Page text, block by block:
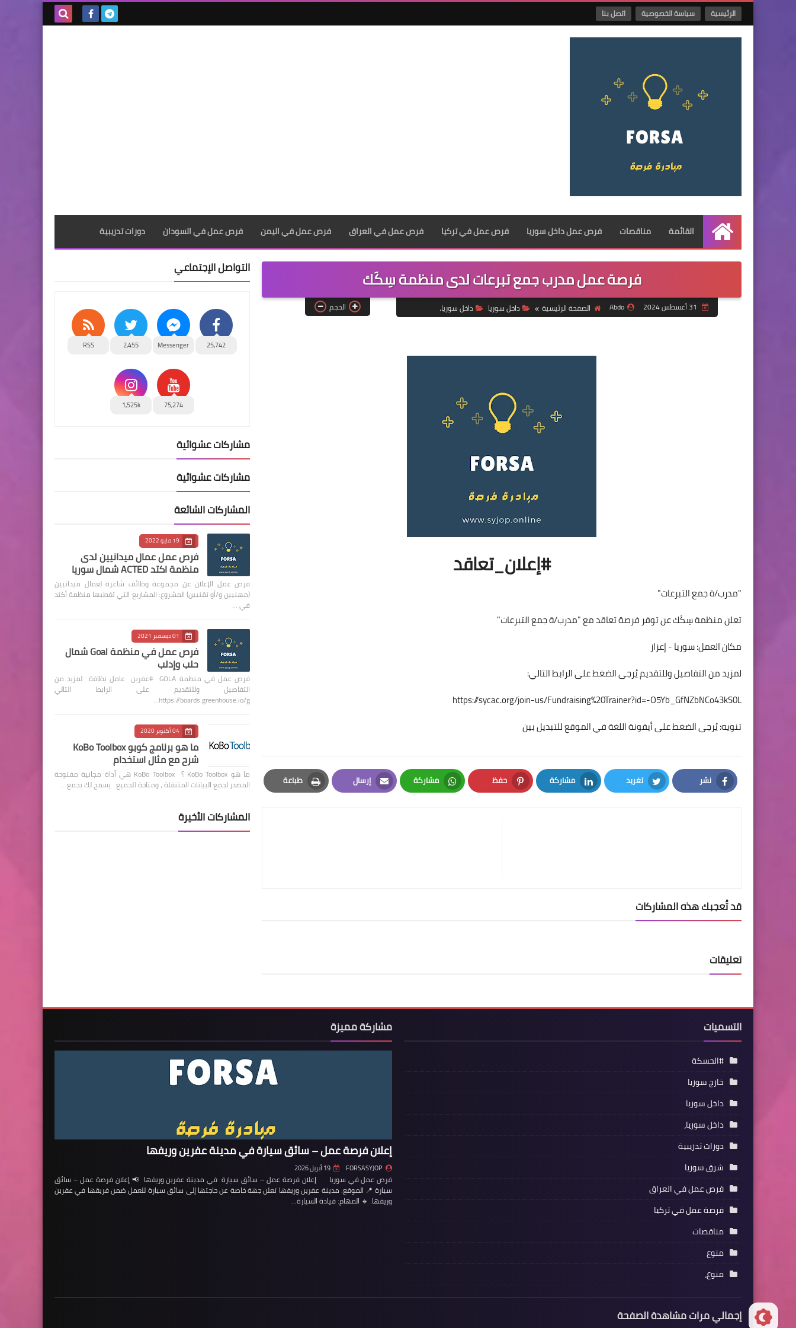
الرئيسية سياسة الخصوصية اتصل بنا
الرئيسية
القائمة مناقصات فرص عمل داخل سوريا فرص عمل في تركيا فرص عمل في العراق فرص عمل في اليمن فرص عمل في السودان دورات تدريبية
فرصة عمل مدرب جمع تبرعات لدى منظمة سِكَك
Abdo الصفحة الرئيسية داخل سوريا داخل سوريا، الحجم
#إعلان_تعاقد
"مدرب/ة جمع التبرعات"
تعلن منظمة سِكَك عن توفر فرصة تعاقد مع "مدرب/ة جمع التبرعات"
مكان العمل: سوريا - إعزاز
لمزيد من التفاصيل وللتقديم يُرجى الضغط على الرابط التالي:
https://sycac.org/join-us/Fundraising%20Trainer?id=-O5Yb_GfNZbNCo43kS0L
تنويه: يُرجى الضغط على أيقونة اللغة في الموقع للتبديل بين
نشر
Facebook
تغريد
Twitter
مشاركة
LinkedIn
حفظ
Pinterest
مشاركة
Whatsapp
إرسال
Email
طباعة
Print
قد تُعجبك هذه المشاركات
تعليقات
التواصل الإجتماعي
25,742
Messenger
2,455
RSS
75,274
1,525k
مشاركات عشوائية
مشاركات عشوائية
المشاركات الشائعة
19 مايو 2022
فرص عمل عمال ميدانيين لدى
منظمة اكتد ACTED شمال سوريا
فرص عمل الإعلان عن مجموعة وظائف شاغرة لعمال ميدانيين
(مهنيين و/أو تقنيين) المشروع: المشاريع التي تغطيها منظمة أكتد
في …
01 ديسمبر 2021
فرص عمل في منظمة Goal شمال
حلب وإدلب
فرص عمل في منظمة GOLA #عفرين عامل نظافة لمزيد من
التفاصيل وللتقديم على الرابط التالي
https://boards.greenhouse.io/g…
04 أكتوبر 2020
ما هو برنامج كوبو KoBo Toolbox
شرح مع مثال استخدام
ما هو KoBo Toolbox ؟ KoBo Toolbox هي أداة مجانية مفتوحة
المصدر لجمع البيانات المتنقلة ، ومتاحة للجميع. يسمح لك بجمع …
المشاركات الأخيرة
التسميات
#الحسكة
خارج سوريا
داخل سوريا
داخل سوريا،
دورات تدريبية
شرق سوريا
فرص عمل في العراق
فرصة عمل في تركيا
مناقصات
منوع
منوع،
مشاركة مميزة
إعلان فرصة عمل – سائق سيارة في مدينة عفرين وريفها
FORSASYJOP 19 أبريل 2026
فرص عمل في سوريا إعلان فرصة عمل – سائق سيارة في مدينة عفرين وريفها 📢 إعلان فرصة عمل – سائق
سيارة 📍 الموقع: مدينة عفرين وريفها تعلن جهة خاصة عن حاجتها إلى سائق سيارة للعمل ضمن فريقها في عفرين
وريفها. 🔹 المهام: قيادة السيارة…
إجمالي مرات مشاهدة الصفحة